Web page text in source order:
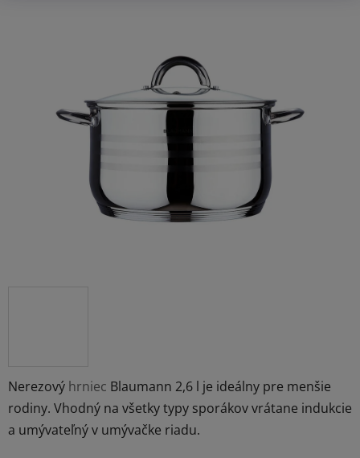
Nerezový hrniec Blaumann 2,6 l je ideálny pre menšie
rodiny. Vhodný na všetky typy sporákov vrátane indukcie
a umývateľný v umývačke riadu.
hviezdičiek.